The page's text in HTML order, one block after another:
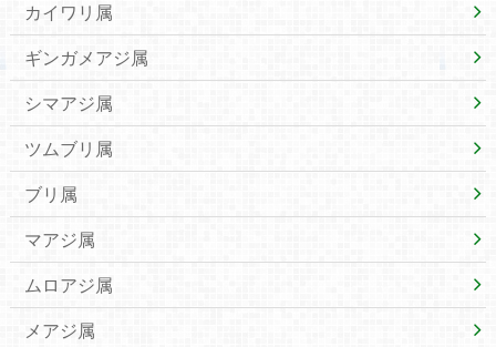
カイワリ属
ギンガメアジ属
シマアジ属
ツムブリ属
ブリ属
マアジ属
ムロアジ属
メアジ属